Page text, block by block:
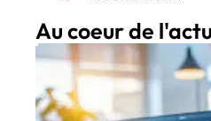
Au coeur de l'actu